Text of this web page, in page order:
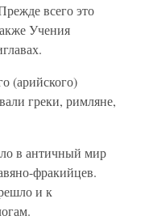
всего это
Учения
(арийского)
греки, римляне,
в античный мир
фракийцев.
и к